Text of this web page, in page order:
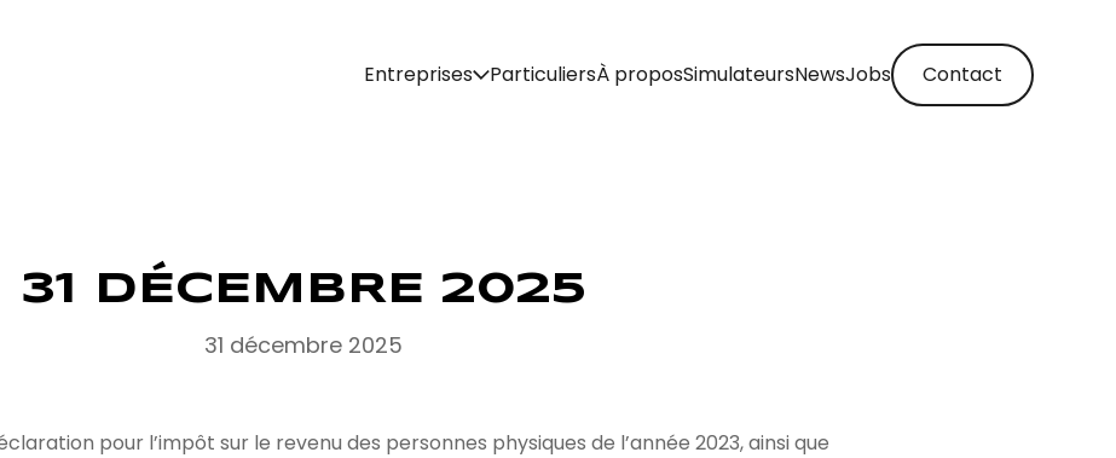
Entreprises ParticuliersÀ proposSimulateursNewsJobs Contact
31 DÉCEMBRE 2025
31 décembre 2025
pour l’impôt sur le revenu des personnes physiques de l’année 2023, ainsi que